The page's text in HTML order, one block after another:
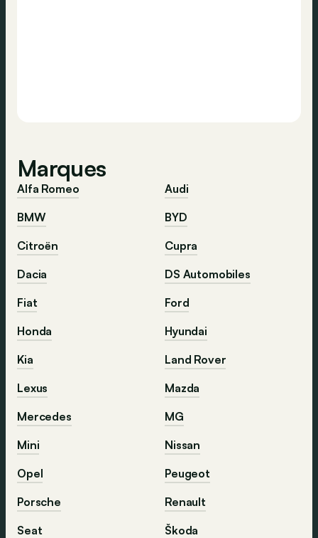
Marques
Alfa Romeo
Audi
BMW
BYD
Citroën
Cupra
Dacia
DS Automobiles
Fiat
Ford
Honda
Hyundai
Kia
Land Rover
Lexus
Mazda
Mercedes
MG
Mini
Nissan
Opel
Peugeot
Porsche
Renault
Seat
Škoda